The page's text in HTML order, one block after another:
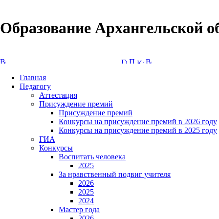
Образование Архангельской
Главная
Педагогу
Аттестация
Присуждение премий
Присуждение премий
Конкурсы на присуждение премий в 2026 году
Конкурсы на присуждение премий в 2025 году
ГИА
Конкурсы
Воспитать человека
2025
За нравственный подвиг учителя
2026
2025
2024
Мастер года